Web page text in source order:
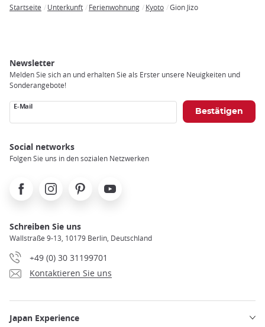
Startseite Unterkunft Ferienwohnung Kyoto Gion Jizo
Newsletter
Melden Sie sich an und erhalten Sie als Erster unsere Neuigkeiten und
Sonderangebote!
E-Mail
Social networks
Folgen Sie uns in den sozialen Netzwerken
FacebookInstagramPinterest Youtube
Schreiben Sie uns
Wallstraße 9-13, 10179 Berlin, Deutschland
+49 (0) 30 31199701
Kontaktieren Sie uns
Japan Experience